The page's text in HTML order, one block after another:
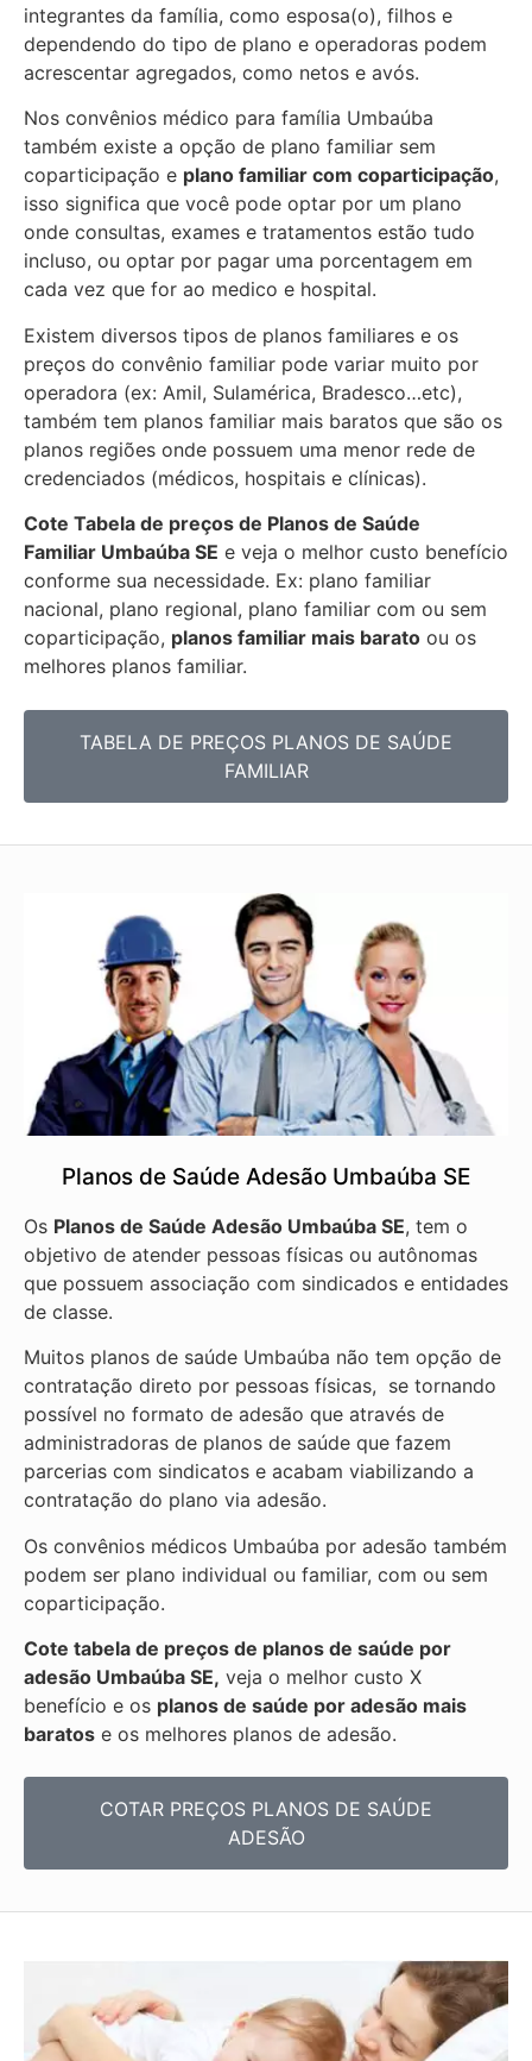
integrantes da família, como esposa(o), filhos e
dependendo do tipo de plano e operadoras podem
acrescentar agregados, como netos e avós.
Nos convênios médico para família Umbaúba
também existe a opção de plano familiar sem
coparticipação e plano familiar com coparticipação,
isso significa que você pode optar por um plano
onde consultas, exames e tratamentos estão tudo
incluso, ou optar por pagar uma porcentagem em
cada vez que for ao medico e hospital.
Existem diversos tipos de planos familiares e os
preços do convênio familiar pode variar muito por
operadora (ex: Amil, Sulamérica, Bradesco…etc),
também tem planos familiar mais baratos que são os
planos regiões onde possuem uma menor rede de
credenciados (médicos, hospitais e clínicas).
Cote Tabela de preços de Planos de Saúde
Familiar Umbaúba SE e veja o melhor custo benefício
conforme sua necessidade. Ex: plano familiar
nacional, plano regional, plano familiar com ou sem
coparticipação, planos familiar mais barato ou os
melhores planos familiar.
TABELA DE PREÇOS PLANOS DE SAÚDE
FAMILIAR
Planos de Saúde Adesão Umbaúba SE
Os Planos de Saúde Adesão Umbaúba SE, tem o
objetivo de atender pessoas físicas ou autônomas
que possuem associação com sindicados e entidades
de classe.
Muitos planos de saúde Umbaúba não tem opção de
contratação direto por pessoas físicas, se tornando
possível no formato de adesão que através de
administradoras de planos de saúde que fazem
parcerias com sindicatos e acabam viabilizando a
contratação do plano via adesão.
Os convênios médicos Umbaúba por adesão também
podem ser plano individual ou familiar, com ou sem
coparticipação.
Cote tabela de preços de planos de saúde por
adesão Umbaúba SE, veja o melhor custo X
benefício e os planos de saúde por adesão mais
baratos e os melhores planos de adesão.
COTAR PREÇOS PLANOS DE SAÚDE
ADESÃO